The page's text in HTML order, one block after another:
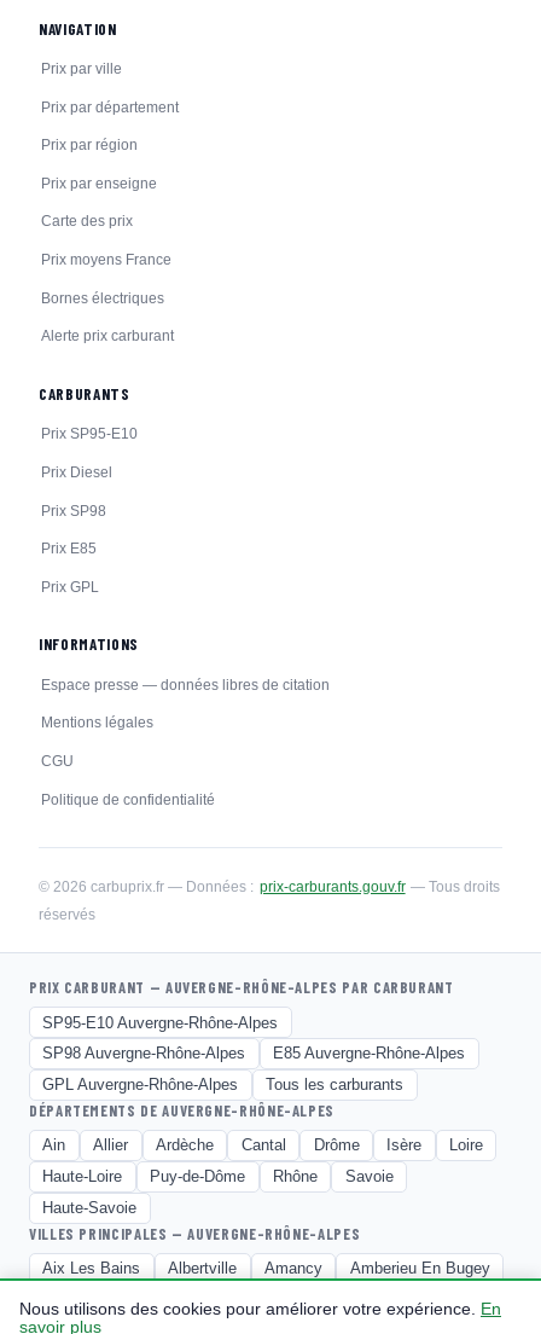
Nous utilisons des cookies pour améliorer votre expérience.
En
savoir plus
NAVIGATION
Prix par ville
Prix par département
Prix par région
Prix par enseigne
Carte des prix
Prix moyens France
Bornes électriques
Alerte prix carburant
CARBURANTS
Prix SP95-E10
Prix Diesel
Prix SP98
Prix E85
Prix GPL
INFORMATIONS
Espace presse — données libres de citation
Mentions légales
CGU
Politique de confidentialité
© 2026 carbuprix.fr — Données : prix-carburants.gouv.fr — Tous droits
réservés
PRIX CARBURANT — AUVERGNE-RHÔNE-ALPES PAR CARBURANT
SP95-E10 Auvergne-Rhône-Alpes
SP98 Auvergne-Rhône-Alpes
E85 Auvergne-Rhône-Alpes
GPL Auvergne-Rhône-Alpes
Tous les carburants
DÉPARTEMENTS DE AUVERGNE-RHÔNE-ALPES
Ain Allier Ardèche Cantal Drôme Isère
Loire
Haute-Loire
Puy-de-Dôme Rhône
Savoie
Haute-Savoie
VILLES PRINCIPALES — AUVERGNE-RHÔNE-ALPES
Aix Les Bains Albertville Amancy
Amberieu En Bugey
Ambert
Amplepuis Andrezieux Boutheon
Annecy